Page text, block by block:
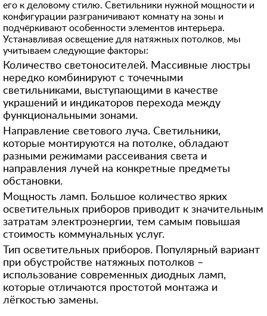
его к деловому стилю. Светильники нужной мощности и
конфигурации разграничивают комнату на зоны и
подчёркивают особенности элементов интерьера.
Устанавливая освещение для натяжных потолков, мы
учитываем следующие факторы:
Количество светоносителей. Массивные люстры
нередко комбинируют с точечными
светильниками, выступающими в качестве
украшений и индикаторов перехода между
функциональными зонами.
Направление светового луча. Светильники,
которые монтируются на потолке, обладают
разными режимами рассеивания света и
направления лучей на конкретные предметы
обстановки.
Мощность ламп. Большое количество ярких
осветительных приборов приводит к значительным
затратам электроэнергии, тем самым повышая
стоимость коммунальных услуг.
Тип осветительных приборов. Популярный вариант
при обустройстве натяжных потолков –
использование современных диодных ламп,
которые отличаются простотой монтажа и
лёгкостью замены.